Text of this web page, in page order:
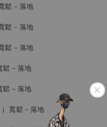
鬆 －落地
鬆 －落地
鬆 － 落地
鬆 －落地
鬆 －落地
）寬鬆－落地